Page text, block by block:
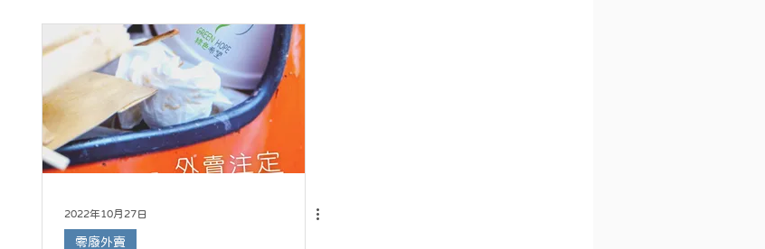
環保新聞回顧 環保資訊及文章
海岸清潔 企業社會責任 拾起希望 海岸清潔大行動
2022年10月27日
零廢外賣